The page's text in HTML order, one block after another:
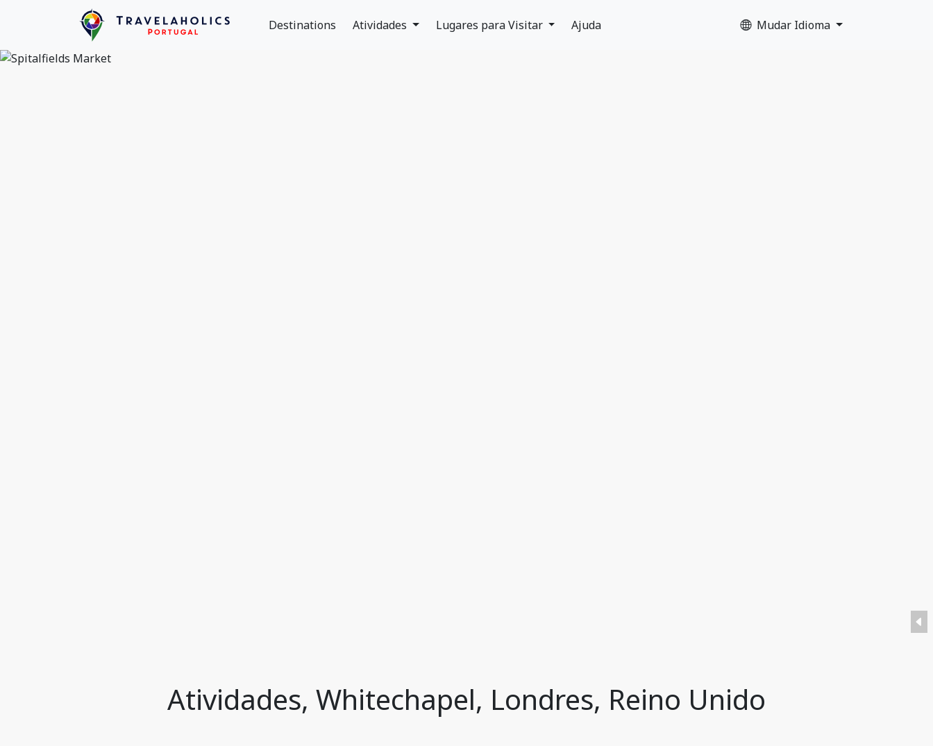
Destinations Atividades Lugares para Visitar Ajuda Mudar Idioma
Atividades, Whitechapel, Londres, Reino Unido